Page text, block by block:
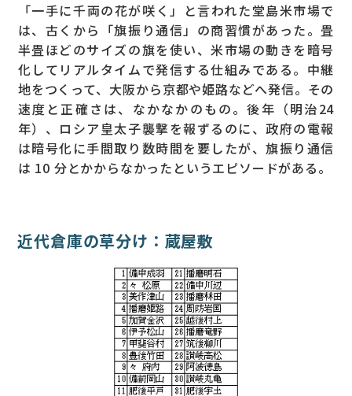
「一手に千両の花が咲く」と言われた堂島米市場で
は、古くから「旗振り通信」の商習慣があった。畳
半畳ほどのサイズの旗を使い、米市場の動きを暗号
化してリアルタイムで発信する仕組みである。中継
地をつくって、大阪から京都や姫路などへ発信。その
速度と正確さは、なかなかのもの。後年（明治24
年）、ロシア皇太子襲撃を報ずるのに、政府の電報
は暗号化に手間取り数時間を要したが、旗振り通信
は 10 分とかからなかったというエピソードがある。
近代倉庫の草分け：蔵屋敷